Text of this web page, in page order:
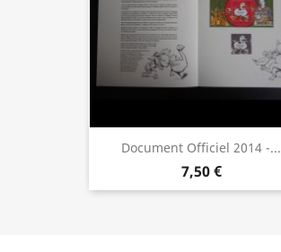
Document Officiel 2014 -...
7,50 €